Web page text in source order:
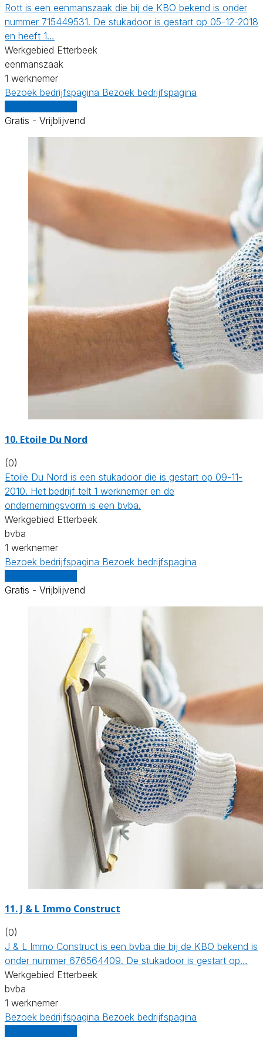
Rott is een eenmanszaak die bij de KBO bekend is onder
nummer 715449531. De stukadoor is gestart op 05-12-2018
en heeft 1…
Werkgebied Etterbeek
eenmanszaak
1 werknemer
Bezoek bedrijfspagina Bezoek bedrijfspagina
Gratis - Vrijblijvend
10. Etoile Du Nord
(0)
Etoile Du Nord is een stukadoor die is gestart op 09-11-
2010. Het bedrijf telt 1 werknemer en de
ondernemingsvorm is een bvba.
Werkgebied Etterbeek
bvba
1 werknemer
Bezoek bedrijfspagina Bezoek bedrijfspagina
Gratis - Vrijblijvend
11. J & L Immo Construct
(0)
J & L Immo Construct is een bvba die bij de KBO bekend is
onder nummer 676564409. De stukadoor is gestart op…
Werkgebied Etterbeek
bvba
1 werknemer
Bezoek bedrijfspagina Bezoek bedrijfspagina